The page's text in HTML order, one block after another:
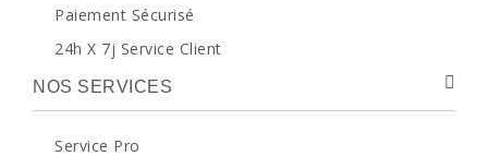
Paiement Sécurisé
24h X 7j Service Client
NOS SERVICES
Service Pro